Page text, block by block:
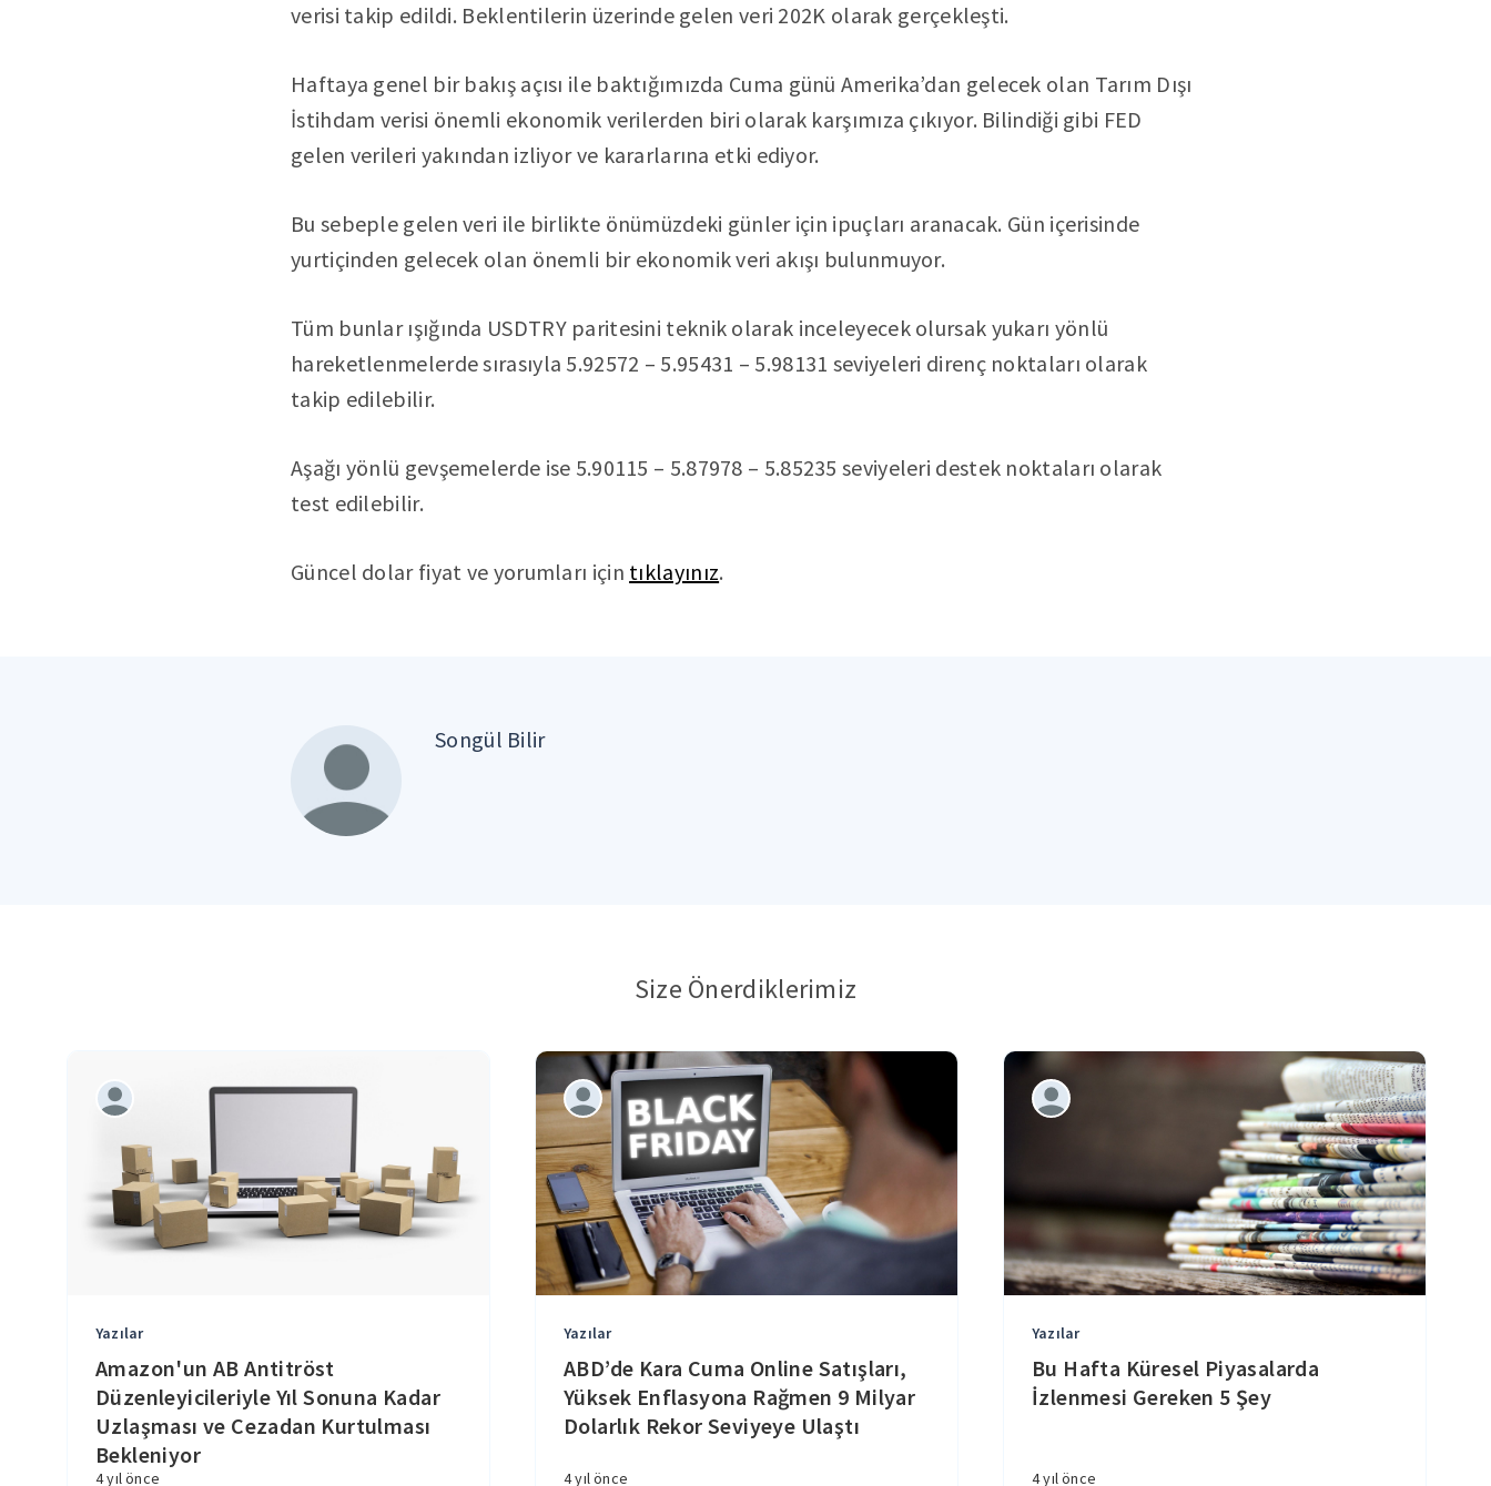
verisi takip edildi. Beklentilerin üzerinde gelen veri 202K olarak gerçekleşti.
Haftaya genel bir bakış açısı ile baktığımızda Cuma günü Amerika’dan gelecek olan Tarım Dışı
İstihdam verisi önemli ekonomik verilerden biri olarak karşımıza çıkıyor. Bilindiği gibi FED
gelen verileri yakından izliyor ve kararlarına etki ediyor.
Bu sebeple gelen veri ile birlikte önümüzdeki günler için ipuçları aranacak. Gün içerisinde
yurtiçinden gelecek olan önemli bir ekonomik veri akışı bulunmuyor.
Tüm bunlar ışığında USDTRY paritesini teknik olarak inceleyecek olursak yukarı yönlü
hareketlenmelerde sırasıyla 5.92572 – 5.95431 – 5.98131 seviyeleri direnç noktaları olarak
takip edilebilir.
Aşağı yönlü gevşemelerde ise 5.90115 – 5.87978 – 5.85235 seviyeleri destek noktaları olarak
test edilebilir.
Güncel dolar fiyat ve yorumları için tıklayınız.
Songül Bilir
Size Önerdiklerimiz
Yazılar
Amazon'un AB Antitröst
Düzenleyicileriyle Yıl Sonuna Kadar
Uzlaşması ve Cezadan Kurtulması
Bekleniyor
4 yıl önce
Yazılar
ABD’de Kara Cuma Online Satışları,
Yüksek Enflasyona Rağmen 9 Milyar
Dolarlık Rekor Seviyeye Ulaştı
4 yıl önce
Yazılar
Bu Hafta Küresel Piyasalarda
İzlenmesi Gereken 5 Şey
4 yıl önce